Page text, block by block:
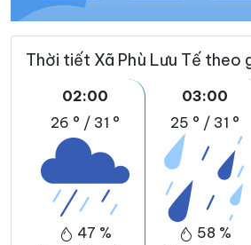
Thời tiết Xã Phù Lưu Tế theo
02:00
26 ° / 31 °
47 %
03:00
25 ° / 31 °
58 %